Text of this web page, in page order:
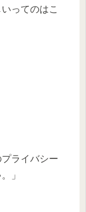
ってのはこ
ライバシー
」